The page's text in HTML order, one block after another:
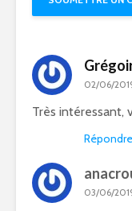
02/06/
Très intéressant,
Répondre
03/06/